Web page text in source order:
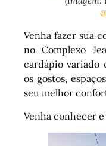
Venha fazer sua
no Complexo
cardápio variado
os gostos,
seu melhor
Venha conhecer